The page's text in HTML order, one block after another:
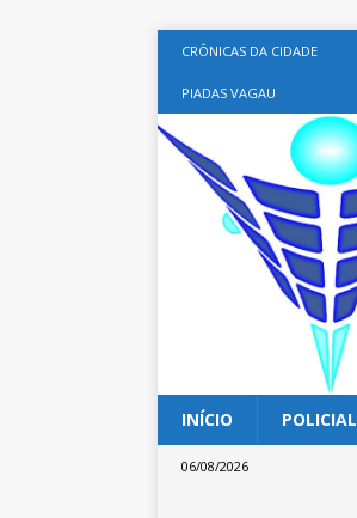
CRÔNICAS DA CIDADE
PIADAS VAGAU
INÍCIO POLICIAL
06/08/2026